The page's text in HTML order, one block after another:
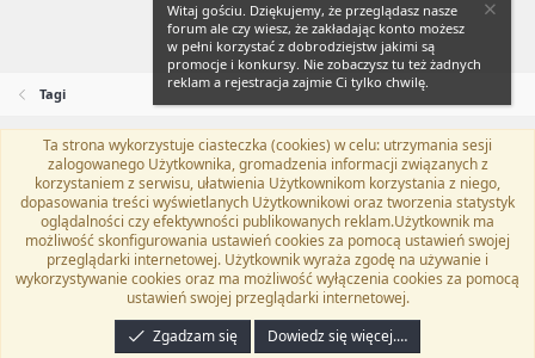
Tagi
Flat Awesome + (Parent DO NOT EDIT)
Polski (PL)
Kontakt
Regulamin Polityka prywatności Pomoc
TwitterKontakt
RSS
Community platform by XenForo® © 2010-2024 XenForo Ltd.
programyzadarmo.net.pl . | Xenforo Add-ons
Email Check by MPM.PM
Witaj gościu. Dziękujemy, że przeglądasz nasze
forum ale czy wiesz, że zakładając konto możesz
w pełni korzystać z dobrodziejstw jakimi są
promocje i konkursy. Nie zobaczysz tu też żadnych
reklam a rejestracja zajmie Ci tylko chwilę.
Ta strona wykorzystuje ciasteczka (cookies) w celu: utrzymania sesji
zalogowanego Użytkownika, gromadzenia informacji związanych z
korzystaniem z serwisu, ułatwienia Użytkownikom korzystania z niego,
dopasowania treści wyświetlanych Użytkownikowi oraz tworzenia statystyk
oglądalności czy efektywności publikowanych reklam.Użytkownik ma
możliwość skonfigurowania ustawień cookies za pomocą ustawień swojej
przeglądarki internetowej. Użytkownik wyraża zgodę na używanie i
wykorzystywanie cookies oraz ma możliwość wyłączenia cookies za pomocą
ustawień swojej przeglądarki internetowej.
Zgadzam się
Dowiedz się więcej.…